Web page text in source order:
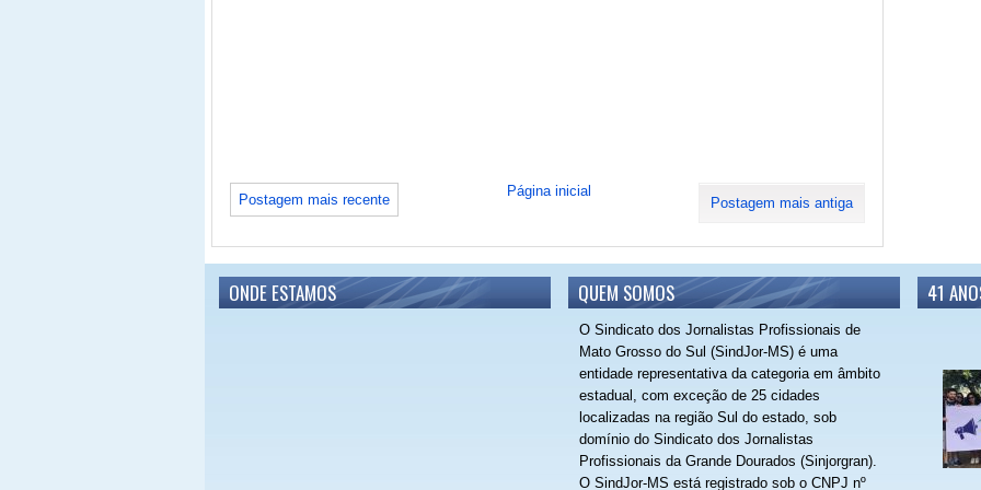
Postagem mais recente Postagem mais antiga
Página inicial
ONDE ESTAMOS QUEM SOMOS
O Sindicato dos Jornalistas Profissionais de
Mato Grosso do Sul (SindJor-MS) é uma
entidade representativa da categoria em âmbito
estadual, com exceção de 25 cidades
localizadas na região Sul do estado, sob
domínio do Sindicato dos Jornalistas
Profissionais da Grande Dourados (Sinjorgran).
O SindJor-MS está registrado sob o CNPJ nº
41